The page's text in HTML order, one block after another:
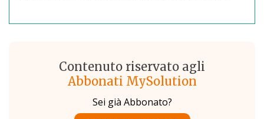
Contenuto riservato agli
Abbonati MySolution
Sei già Abbonato?